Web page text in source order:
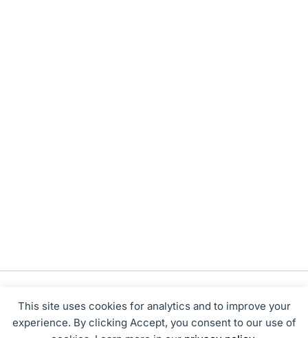
This site uses cookies for analytics and to improve your
experience. By clicking Accept, you consent to our use of